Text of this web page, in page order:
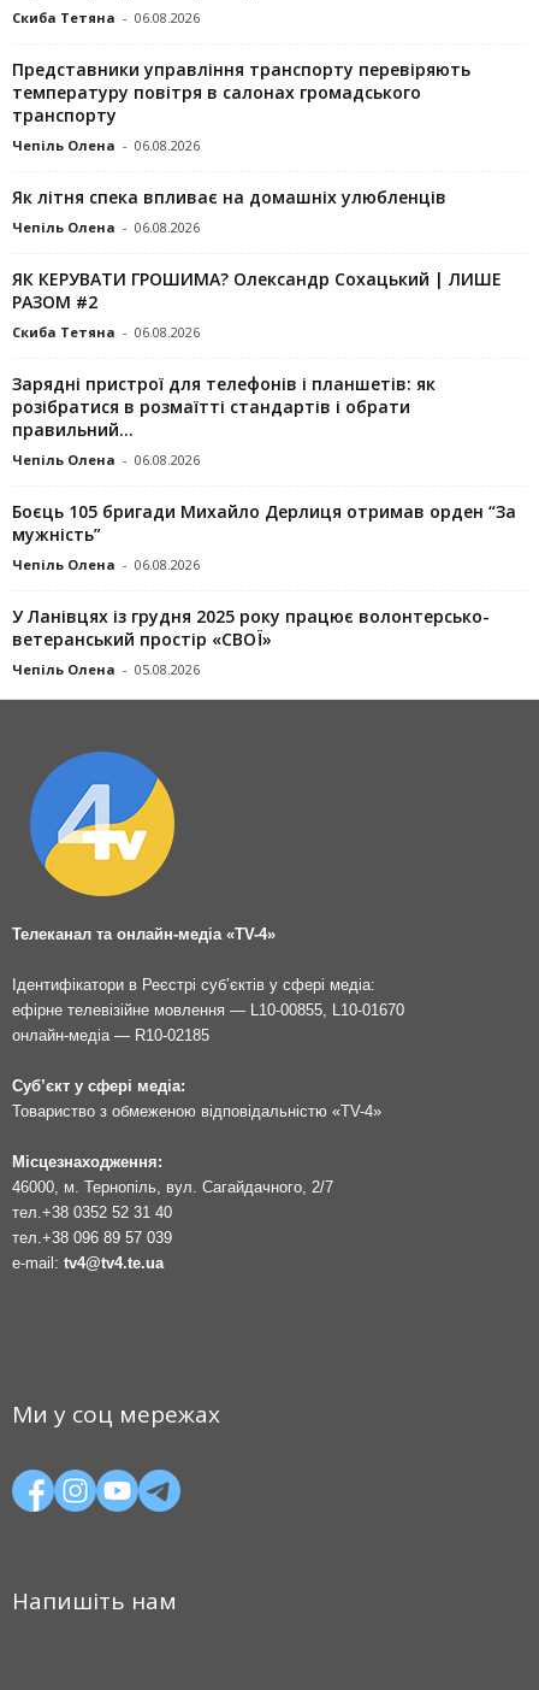
Скиба Тетяна - 06.08.2026
Представники управління транспорту перевіряють
температуру повітря в салонах громадського
транспорту
Чепіль Олена - 06.08.2026
Як літня спека впливає на домашніх улюбленців
Чепіль Олена - 06.08.2026
ЯК КЕРУВАТИ ГРОШИМА? Олександр Сохацький | ЛИШЕ
РАЗОМ #2
Скиба Тетяна - 06.08.2026
Зарядні пристрої для телефонів і планшетів: як
розібратися в розмаїтті стандартів і обрати
правильний...
Чепіль Олена - 06.08.2026
Боєць 105 бригади Михайло Дерлиця отримав орден “За
мужність”
Чепіль Олена - 06.08.2026
У Ланівцях із грудня 2025 року працює волонтерсько-
ветеранський простір «СВОЇ»
Чепіль Олена - 05.08.2026
Телеканал та онлайн-медіа «TV-4»
Ідентифікатори в Реєстрі суб’єктів у сфері медіа:
ефірне телевізійне мовлення — L10-00855, L10-01670
онлайн-медіа — R10-02185
Суб’єкт у сфері медіа:
Товариство з обмеженою відповідальністю «TV-4»
Місцезнаходження:
46000, м. Тернопіль, вул. Сагайдачного, 2/7
тел. +38 0352 52 31 40
тел. +38 096 89 57 039
e-mail: tv4@tv4.te.ua
Ми у соц мережах
Напишіть нам